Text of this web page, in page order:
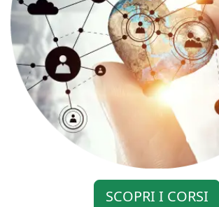
SCOPRI I CORSI